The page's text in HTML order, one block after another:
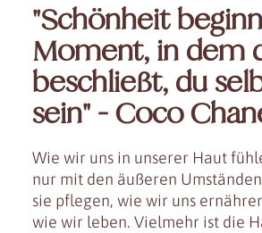
"Schönheit
Moment, in dem
beschließt, du
sein" - Coco
Wie wir uns in unserer Haut
nur mit den äußeren
sie pflegen, wie wir uns
wie wir leben. Vielmehr ist die